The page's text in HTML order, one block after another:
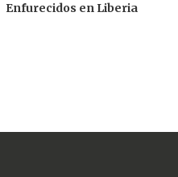
Enfurecidos en Liberia